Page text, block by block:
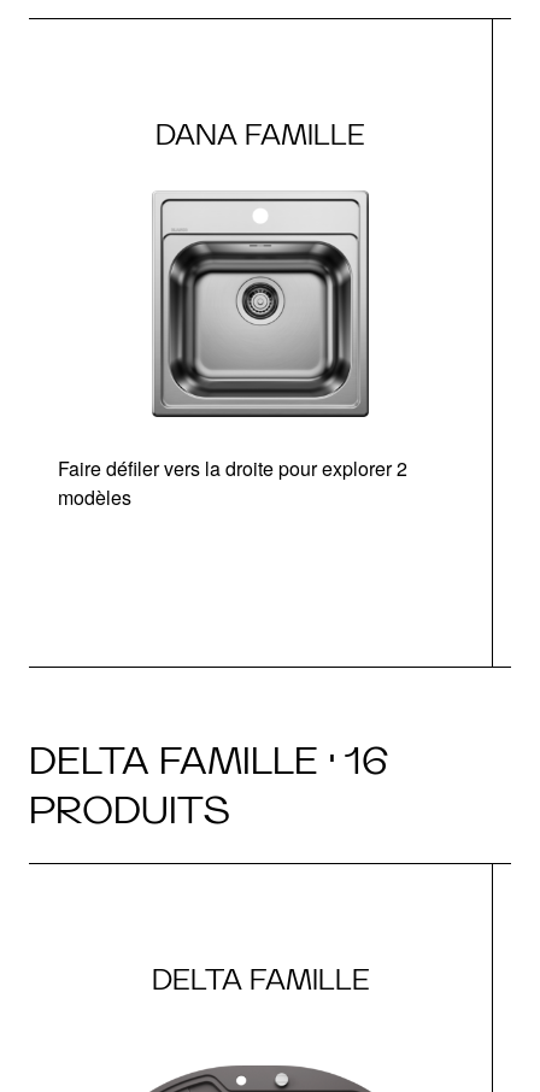
DANA FAMILLE
Faire défiler vers la droite pour explorer 2
modèles
DELTA FAMILLE · 16
PRODUITS
DELTA FAMILLE